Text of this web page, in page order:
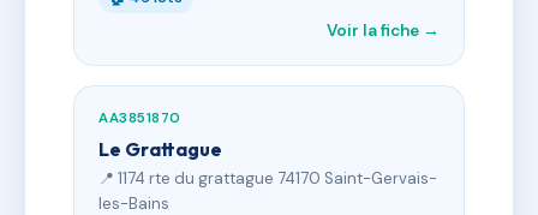
Voir la fiche →
AA3851870
Le Grattague
📍 1174 rte du grattague 74170 Saint-Gervais-
les-Bains